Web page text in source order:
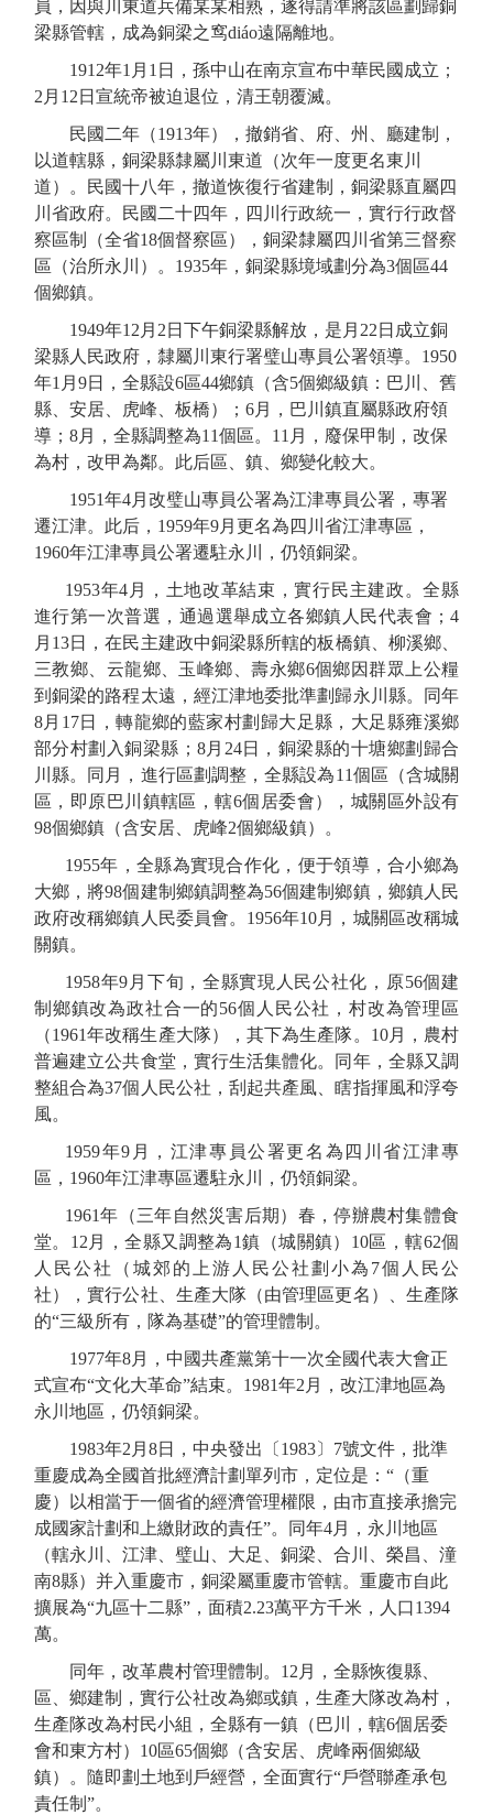
員，因與川東道兵備某某相熟，遂得請準將該區劃歸銅
梁縣管轄，成為銅梁之窎diáo遠隔離地。
1912年1月1日， 孫中山在南京宣布中華民國成立；
2月12日宣統帝被迫退位， 清王朝覆滅。
民國二年（1913年），撤銷省、府、州、廳建制，
以道轄縣，銅梁縣隸屬川東道（次年一度更名東川
道）。民國十八年，撤道恢復行省建制，銅梁縣直屬四
川省政府。民國二十四年，四川行政統一，實行行政督
察區制（全省18個督察區），銅梁隸屬四川省第三督察
區（治所永川）。 1935年，銅梁縣境域劃分為3個區44
個鄉鎮。
1949年12月2日 下午銅梁縣解放，是月 22日成立銅
梁縣人民政府，隸屬川東行署璧山專員公署領導。 1950
年1月9日，全縣設6區44鄉鎮（含5個鄉級鎮：巴川、舊
縣、安居、虎峰、板橋）； 6月，巴川鎮直屬縣政府領
導；8月，全縣調整為11個區。11月，廢保甲制，改保
為村，改甲為鄰。 此后區、鎮、鄉變化較大。
1951年4月 改璧山專員公署為江津專員公署，專署
遷江津。此后， 1959年9月更名為四川省江津專區，
1960年江津專員公署遷駐永川，仍領銅梁。
1953年4月 ，土地改革結束 ，實行民主建政 。全縣
進行第一次普選， 通過選舉成立各鄉鎮人民代表會 ；4
月13日
，在民主建政中銅梁縣所轄的板橋鎮、柳溪鄉、
三教鄉、云龍鄉、玉峰鄉、壽永鄉6個鄉因群眾上公糧
到銅梁的路程太遠，經江津地委批準劃歸永川縣。
同年
8月17日，轉龍鄉的藍家村劃歸大足縣，大足縣雍溪鄉
部分村劃入銅梁縣；8月24日，銅梁縣的十塘鄉劃歸合
川縣。
同 月， 進行區劃 調整，全縣設為1 1個區 （含城關
區，即原巴川鎮轄區，轄6個居委會），城關區外設有
98個鄉鎮（含安居、虎峰2個鄉級鎮）。
1955年， 全縣為實現合作化，便于領導，合小鄉為
大鄉， 將98個建制鄉鎮調整為56個建制鄉鎮，鄉鎮人民
政府改稱鄉鎮人民委員會。 1956年10月，城關區改稱城
關鎮。
1958年9月下旬，全縣實現人民公社化，原56個建
制 鄉鎮改為政社合一的56個 人民公社 ，村改為管理區
（1961年改稱生產大隊） ，其下為生產隊。 10月，農村
普遍建立公共食堂，實行生活集體化。 同年，全縣又調
整組合為37個人民公社 ，刮起共產風、瞎指揮風和浮夸
風。
1959年9月， 江津專員公署更名為四川省江津專
區， 1960年江津專區遷駐永川
，仍領銅梁。
1961年 （三年自然災害后期）春，停辦農村集體食
堂。 12月 ，全縣又 調整為1鎮（城關鎮）10區，轄62個
人民公社
（城郊的上游人民公社劃小為 7個人民公
社），實行公社、生產大隊（由管理區更名）、生產隊
的“三級所有，隊為基礎”的管理體制 。
1977年8月， 中國共產黨第十一次全國代表大會正
式宣布“文化大革命”結束。 1981年2月 ， 改江津地區為
永川地區， 仍領銅梁。
1983年2月8日，中央發出〔1983〕7號文件，批準
重慶成為全國首批經濟計劃單列市，定位是：“（重
慶）以相當于一個省的經濟管理權限，由市直接承擔完
成國家計劃和上繳財政的責任”。
同年4月，永川地區
（轄永川
、江津、璧山、大足、銅梁、合川、榮昌、潼
南8縣） 并入重慶市 ，銅梁屬重慶市管轄。 重慶市自此
擴展為“九區十二縣”，面積2.23萬平方千米，人口1394
萬。
同年，改革農村管理體制。 12月， 全縣恢復縣、
區、鄉建制，實行公社改為鄉或鎮，生產大隊改為村，
生產隊改為村民小組，全縣有一鎮（巴川，轄6個居委
會和東方村） 10區65個鄉（含安居、虎峰兩個鄉級
鎮）。 隨即劃土地到戶經營，全面實行“戶營聯產承包
責任制”。